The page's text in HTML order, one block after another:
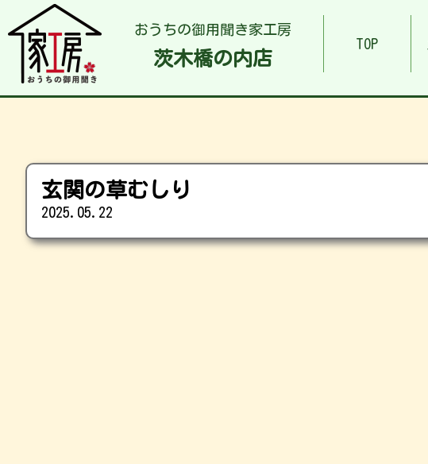
おうちの御用聞き家工房
茨木橋の内店
TOP
玄関の草むしり
2025.05.22